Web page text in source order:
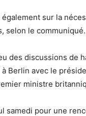
également sur la
selon le communiqué.
des discussions de
Berlin avec le
ministre
samedi pour une